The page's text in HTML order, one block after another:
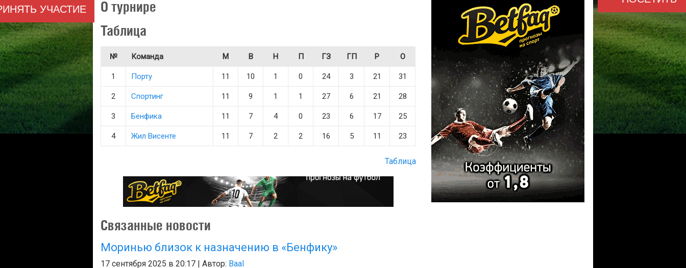
УЧАСТИЕ
О турнире
Таблица
№ Команда М В Н П ГЗ ГП Р О
1 Порту 11 10 1 0 24 3 21 31
2 Спортинг 11 9 1 1 27 6 21 28
3 Бенфика 11 7 4 0 23 6 17 25
4 Жил Висенте 11 7 2 2 16 5 11 23
Таблица
Связанные новости
Моринью близок к назначению в «Бенфику»
17 сентября 2025 в 20:17 | Автор: Baal